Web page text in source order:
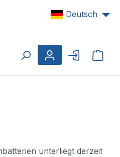
Deutsch
unterliegt derzeit